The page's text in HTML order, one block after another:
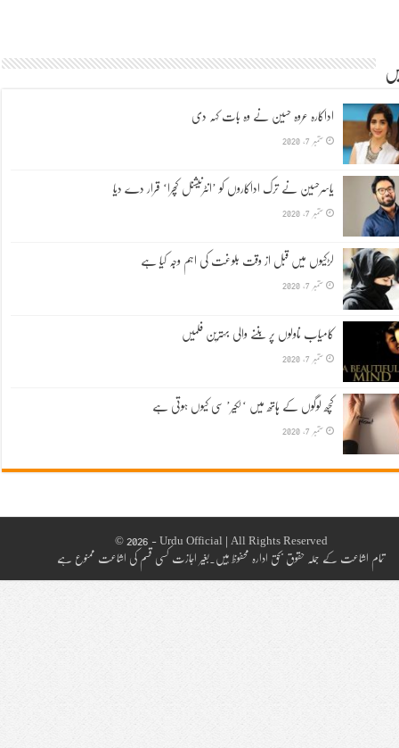
اداکارہ عروہ حسین نے وہ بات کہہ دی
ستمبر 7, 2020
یاسرحسین نے ترک اداکاروں کو ’انٹرنیشنل کچرا‘ قرار دے دیا
ستمبر 7, 2020
لڑکیوں میں قبل از وقت بلوغت کی اہم وجہ کیا ہے
ستمبر 7, 2020
کامیاب ناولوں پر بننے والی بہترین فلمیں
ستمبر 7, 2020
کچھ لوگوں کے ہاتھ میں ‘لکیر’ سی کیوں ہوتی ہے
ستمبر 7, 2020
© 2026 - Urdu Official | All Rights Reserved
تمام اشاعت کے جملہ حقوق بحق ادارہ محفوظ ہیں۔بغیر اجازت کسی قسم کی اشاعت ممنوع ہے